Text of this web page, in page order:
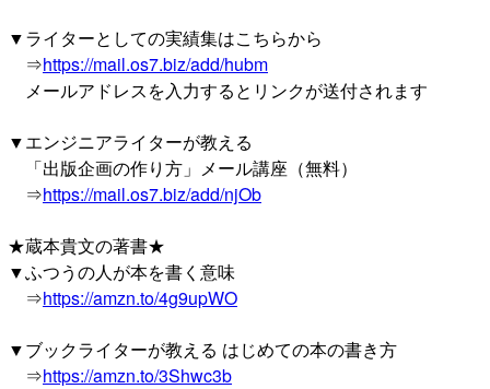
▼ライターとしての実績集はこちらから
⇒https://mail.os7.biz/add/hubm
メールアドレスを入力するとリンクが送付されます
▼エンジニアライターが教える
「出版企画の作り方」メール講座（無料）
⇒https://mail.os7.biz/add/njOb
★蔵本貴文の著書★
▼ふつうの人が本を書く意味
⇒https://amzn.to/4g9upWO
▼ブックライターが教える はじめての本の書き方
⇒https://amzn.to/3Shwc3b